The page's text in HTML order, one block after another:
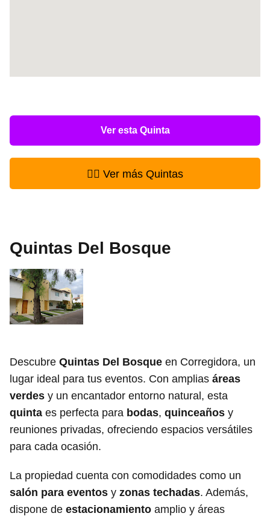
Ver esta Quinta
👉🏻 Ver más Quintas
Quintas Del Bosque
Descubre Quintas Del Bosque en Corregidora, un
lugar ideal para tus eventos. Con amplias áreas
verdes y un encantador entorno natural, esta
quinta es perfecta para bodas, quinceaños y
reuniones privadas, ofreciendo espacios versátiles
para cada ocasión.
La propiedad cuenta con comodidades como un
salón para eventos y zonas techadas. Además,
dispone de estacionamiento amplio y áreas